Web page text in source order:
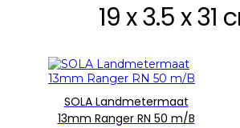
19 x 3.5 x 31
SOLA Landmetermaat
13mm Ranger RN 50 m/B